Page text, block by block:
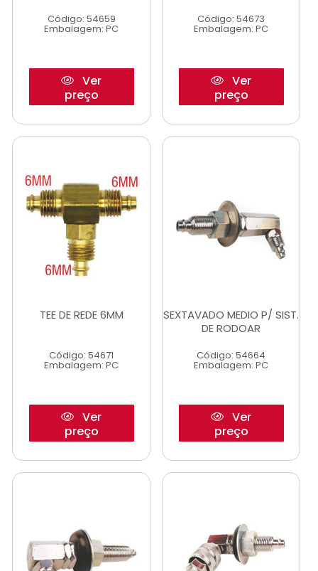
Código: 54659
Embalagem: PC
Ver
preço
Código: 54673
Embalagem: PC
Ver
preço
TEE DE REDE 6MM
Código: 54671
Embalagem: PC
Ver
preço
SEXTAVADO MEDIO P/ SIST.
DE RODOAR
Código: 54664
Embalagem: PC
Ver
preço